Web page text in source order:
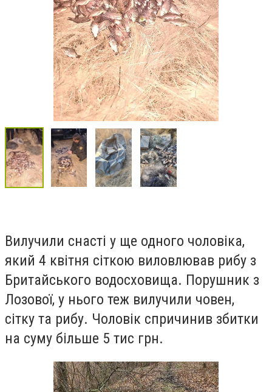
Вилучили снасті у ще одного чоловіка,
який 4 квітня сіткою виловлював рибу з
Бритайського водосховища. Порушник з
Лозової, у нього теж вилучили човен,
сітку та рибу. Чоловік спричинив збитки
на суму більше 5 тис грн.